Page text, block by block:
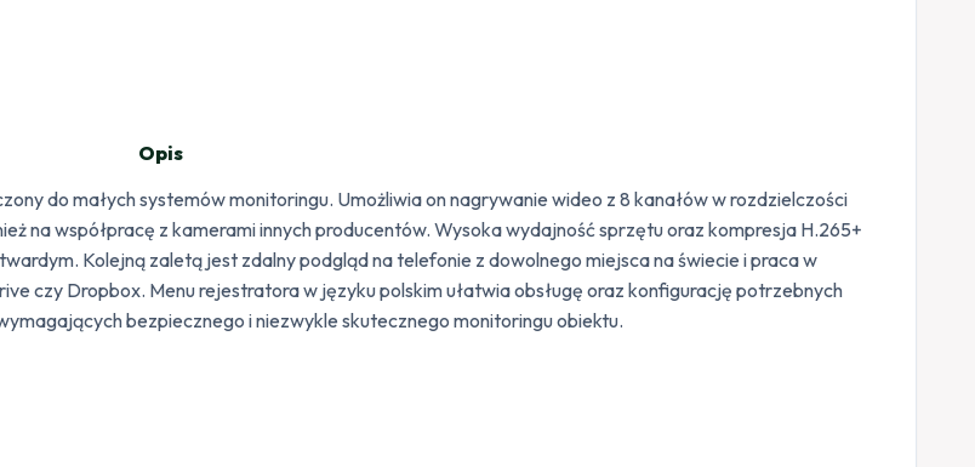
Opis
do małych systemów monitoringu. Umożliwia on nagrywanie wideo z 8 kanałów w rozdzielczości
na współpracę z kamerami innych producentów. Wysoka wydajność sprzętu oraz kompresja H.265+
Kolejną zaletą jest zdalny podgląd na telefonie z dowolnego miejsca na świecie i praca w
czy Dropbox. Menu rejestratora w języku polskim ułatwia obsługę oraz konfigurację potrzebnych
bezpiecznego i niezwykle skutecznego monitoringu obiektu.